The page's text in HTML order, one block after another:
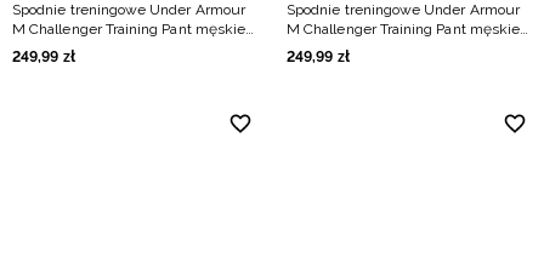
Spodnie treningowe Under Armour
M Challenger Training Pant męskie -
czarne
249,99 zł
Spodnie treningowe Under Armour
M Challenger Training Pant męskie -
szare
249,99 zł